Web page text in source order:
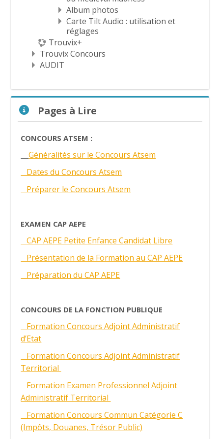
Album photos
Carte Tilt Audio : utilisation et
réglages
Trouvix+
Trouvix Concours
AUDIT
Passer Pages à Lire
Pages à Lire
CONCOURS ATSEM :
Généralités sur le Concours Atsem
Dates du Concours Atsem
Préparer le Concours Atsem
EXAMEN CAP AEPE
CAP AEPE Petite Enfance Candidat Libre
Présentation de la Formation au CAP AEPE
Préparation du CAP AEPE
CONCOURS DE LA FONCTION PUBLIQUE
Formation Concours Adjoint Administratif
d’Etat
Formation Concours Adjoint Administratif
Territorial
Formation Examen Professionnel Adjoint
Administratif Territorial
Formation Concours Commun Catégorie C
(Impôts, Douanes, Trésor Public)